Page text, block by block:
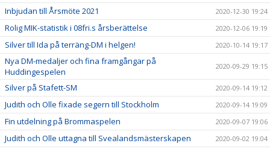
Inbjudan till Årsmöte 2021 2020-12-30 19:24
Rolig MIK-statistik i 08fri.s årsberättelse 2020-12-06 19:19
Silver till Ida på terräng-DM i helgen! 2020-10-14 19:17
Nya DM-medaljer och fina framgångar på
Huddingespelen
2020-09-29 19:15
Silver på Stafett-SM 2020-09-14 19:12
Judith och Olle fixade segern till Stockholm 2020-09-14 19:09
Fin utdelning på Brommaspelen 2020-09-07 19:06
Judith och Olle uttagna till Svealandsmästerskapen 2020-09-02 19:04